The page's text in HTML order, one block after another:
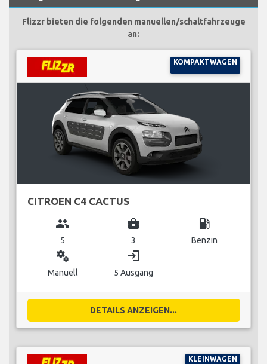
Flizzr bieten die folgenden manuellen/schaltfahrzeuge
an:
KOMPAKTWAGEN
CITROEN C4 CACTUS
group
5
business_center
3
local_gas_station
Benzin
miscellaneous_services
Manuell
login
5 Ausgang
DETAILS ANZEIGEN...
KLEINWAGEN